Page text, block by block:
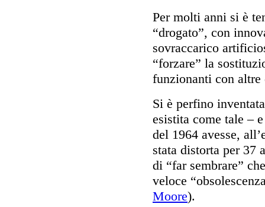
Per molti anni si è
“drogato”, con
sovraccarico
“forzare” la
funzionanti con altre
Si è perfino
esistita come tale –
del 1964 avesse,
stata distorta per 37
di “far sembrare”
veloce
Moore).